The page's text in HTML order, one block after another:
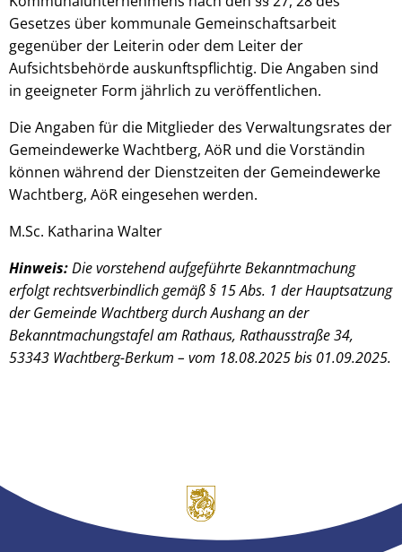
Gesetzes über kommunale Gemeinschaftsarbeit
gegenüber der Leiterin oder dem Leiter der
Aufsichtsbehörde auskunftspflichtig. Die Angaben sind
in geeigneter Form jährlich zu veröffentlichen.
Die Angaben für die Mitglieder des Verwaltungsrates der
Gemeindewerke Wachtberg, AöR und die Vorständin
können während der Dienstzeiten der Gemeindewerke
Wachtberg, AöR eingesehen werden.
M.Sc. Katharina Walter
Hinweis:Die vorstehend aufgeführte Bekanntmachung
erfolgt rechtsverbindlich gemäß § 15 Abs. 1 der Hauptsatzung
der Gemeinde Wachtberg durch Aushang an der
Bekanntmachungstafel am Rathaus, Rathausstraße 34,
53343 Wachtberg-Berkum – vom 18.08.2025 bis 01.09.2025.